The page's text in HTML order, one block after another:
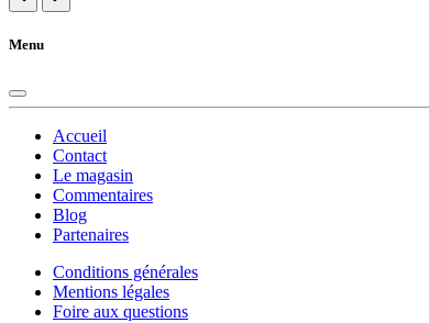
Menu
Accueil
Contact
Le magasin
Commentaires
Blog
Partenaires
Conditions générales
Mentions légales
Foire aux questions